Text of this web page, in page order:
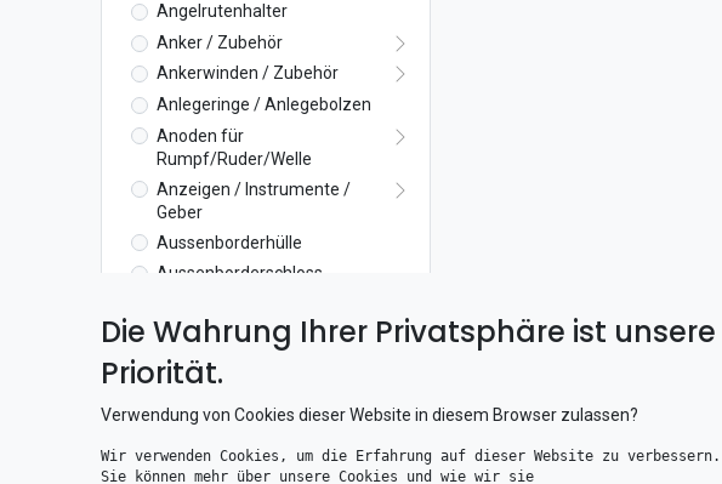
Angelrutenhalter
Anker / Zubehör
Ankerwinden / Zubehör
Anlegeringe / Anlegebolzen
Anoden für
Rumpf/Ruder/Welle
Anzeigen / Instrumente /
Geber
Aussenborderhülle
Aussenborderschloss
Axialdichtung
Badeleitern /
Badeplattformen
Ballastpumpen
Becherhalter / Glashalter
Die Wahrung Ihrer Privatsphäre ist unsere
Priorität.
Verwendung von Cookies dieser Website in diesem Browser zulassen?
Wir verwenden Cookies, um die Erfahrung auf dieser Website zu verbessern.
Sie können mehr über unsere Cookies und wie wir sie